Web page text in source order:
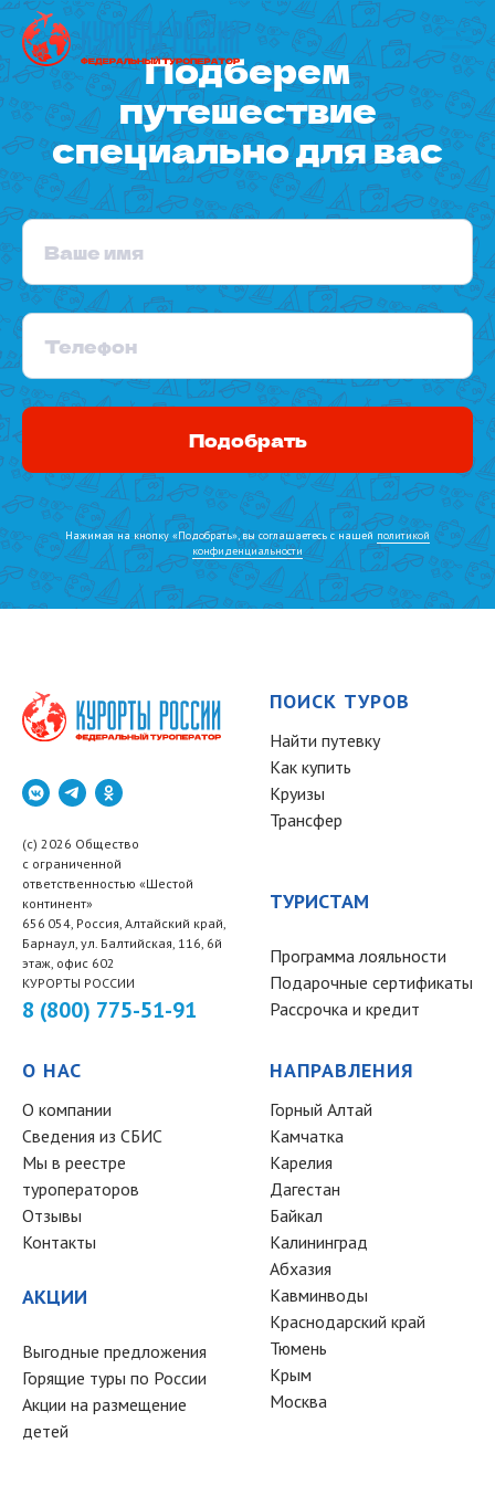
Подберем
путешествие
специально для вас
Ваше имя
Телефон
Подобрать
Нажимая на кнопку «Подобрать», вы соглашаетесь с нашей политикой
конфиденциальности
(c) 2026 Общество
с ограниченной
ответственностью «Шестой
континент»
656 054, Россия, Алтайский край,
Барнаул, ул. Балтийская, 116, 6й
этаж, офис 602
КУРОРТЫ РОССИИ
8 (800) 775-51-91
ПОИСК ТУРОВ
Найти путевку
Как купить
Круизы
Трансфер
ТУРИСТАМ
Программа лояльности
Подарочные сертификаты
Рассрочка и кредит
О НАС
О компании
Сведения из СБИС
Мы в реестре
туроператоров
Отзывы
Контакты
АКЦИИ
Выгодные предложения
Горящие туры по России
Акции на размещение
детей
НАПРАВЛЕНИЯ
Горный Алтай
Камчатка
Карелия
Дагестан
Байкал
Калининград
Абхазия
Кавминводы
Краснодарский край
Тюмень
Крым
Москва